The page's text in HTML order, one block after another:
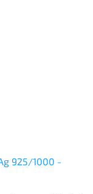
925/1000 -